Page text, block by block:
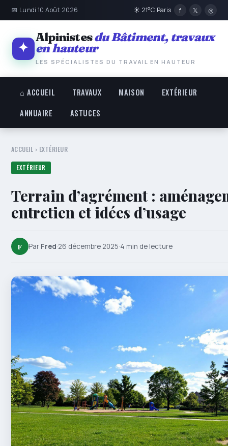
📅 Lundi 10 Août 2026 ☀ 21°C Paris f 𝕏 ◎
Alpinistesdu Bâtiment, travaux
en hauteur
LES SPÉCIALISTES DU TRAVAIL EN HAUTEUR
⌂ ACCUEIL TRAVAUX MAISON
EXTÉRIEUR
ANNUAIRE
ASTUCES
ACCUEIL › EXTÉRIEUR
EXTÉRIEUR
Terrain d’agrément :
entretien et idées d’usage
F Par Fred·26 décembre 2025·4 min de lecture